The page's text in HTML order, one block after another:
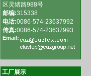
区灵绪路988号
邮编:315338
电话:0086-574-23637992
传真:0086-574-23637993
Email:
工厂展示